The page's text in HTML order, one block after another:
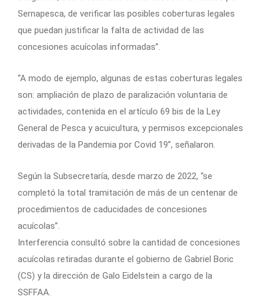
Sernapesca, de verificar las posibles coberturas legales
que puedan justificar la falta de actividad de las
concesiones acuícolas informadas”.
“A modo de ejemplo, algunas de estas coberturas legales
son: ampliación de plazo de paralización voluntaria de
actividades, contenida en el artículo 69 bis de la Ley
General de Pesca y acuicultura, y permisos excepcionales
derivadas de la Pandemia por Covid 19”, señalaron.
Según la Subsecretaría, desde marzo de 2022, “se
completó la total tramitación de más de un centenar de
procedimientos de caducidades de concesiones
acuícolas”.
Interferencia consultó sobre la cantidad de concesiones
acuícolas retiradas durante el gobierno de Gabriel Boric
(CS) y la dirección de Galo Eidelstein a cargo de la
SSFFAA.